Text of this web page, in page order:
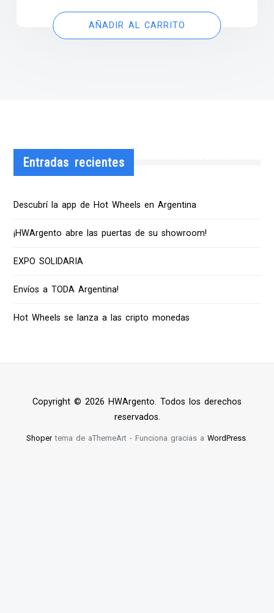
AÑADIR AL CARRITO
Entradas recientes
Descubrí la app de Hot Wheels en Argentina
¡HWArgento abre las puertas de su showroom!
EXPO SOLIDARIA
Envíos a TODA Argentina!
Hot Wheels se lanza a las cripto monedas
Copyright © 2026 HWArgento. Todos los derechos
reservados.
Shopertema de aThemeArt - Funciona gracias a WordPress